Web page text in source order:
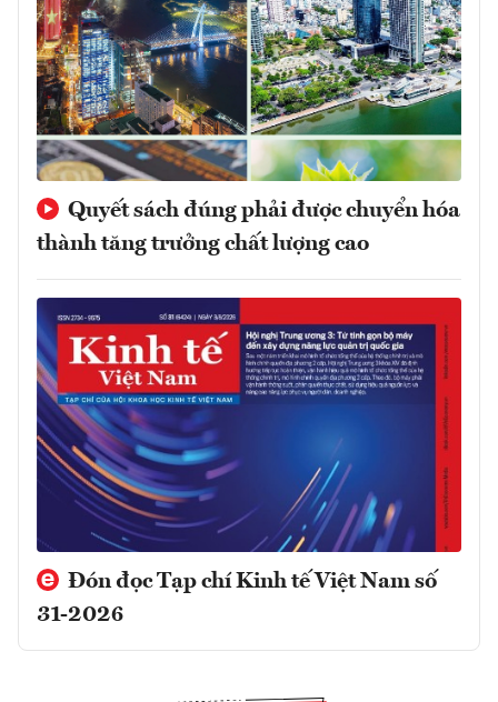
Quyết sách đúng phải được chuyển hóa
thành tăng trưởng chất lượng cao
Đón đọc Tạp chí Kinh tế Việt Nam số
31-2026